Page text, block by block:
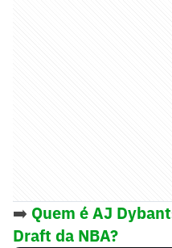
➡️ Quem é AJ
Draft da NBA?